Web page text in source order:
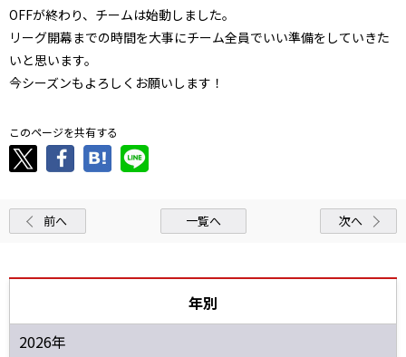
OFFが終わり、チームは始動しました。
リーグ開幕までの時間を大事にチーム全員でいい準備をしていきた
いと思います。
今シーズンもよろしくお願いします！
このページを共有する
前へ 一覧へ 次へ
年別
2026年